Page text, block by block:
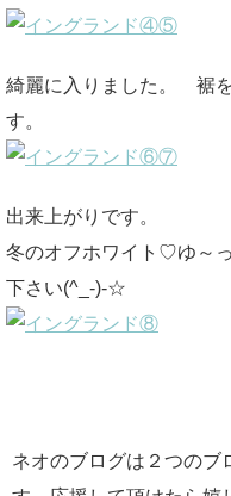
綺麗に入りました。 裾
す。
出来上がりです。
冬のオフホワイト♡ゆ～
下さい(^_-)-☆
ネオのブログは２つのブ